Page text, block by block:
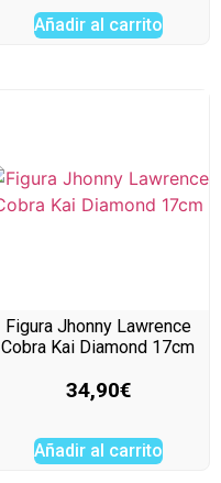
Añadir al carrito
Figura Jhonny Lawrence
Cobra Kai Diamond 17cm
34,90€
Añadir al carrito